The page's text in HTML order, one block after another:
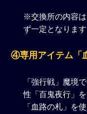
※交換所の内容
ず一定となります
④専用アイテム「
「強行戦」魔境
性「百鬼夜行」
「血路の札」を